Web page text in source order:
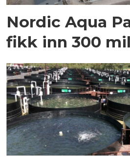
Nordic Aqua
fikk inn 300